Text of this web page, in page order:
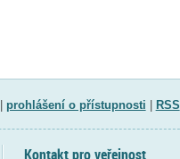
prohlášení o přístupnosti RSS
Kontakt pro veřejnost